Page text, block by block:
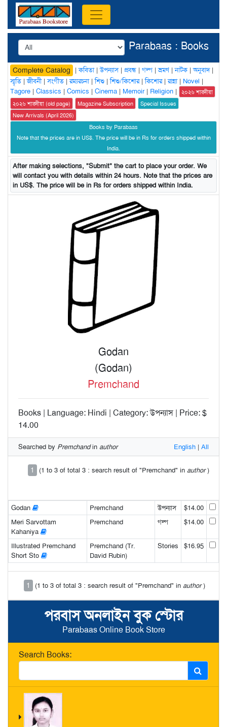
পরবাস অনলাইন বুক স্টোর
Parabaas Online Book Store
Search Books:
Parabaas : Books
Complete Catalog |কবিতা|উপন্যাস| প্রবন্ধ | গল্প |ভ্রমণ|নাটক |অনুবাদ|
স্মৃতি |জীবনী|সংগীত |রম্যরচনা|শিশু |শিশু/কিশোর|কিশোর|রান্না| Novel |
Tagore | Classics | Comics | Cinema | Memoir| Religion |
২০২৬ শারদীয়া
২০২৬ শারদীয়া (old page)
Magazine Subscription
Special Issues
New Arrivals (April 2026)
Books by Parabaas
Note that the prices are in US$. The price will be in Rs for orders shipped within
India.
After making selections, "Submit" the cart to place your order. We
will contact you with details within 24 hours. Note that the prices are
in US$. The price will be in Rs for orders shipped within India.
Godan
(Godan)
Premchand
Books | Language: Hindi | Category: উপন্যাস | Price: $
14.00
Searched by Premchandin author English | All
1 (1 to 3 of total 3 : search result of "Premchand" in author)
Godan Premchand উপন্যাস
$14.00
Meri Sarvottam
Kahaniya
Premchand গল্প $14.00
Illustrated Premchand
Short Sto
Premchand (Tr.
David Rubin)
Stories $16.95
1 (1 to 3 of total 3 : search result of "Premchand" in author)